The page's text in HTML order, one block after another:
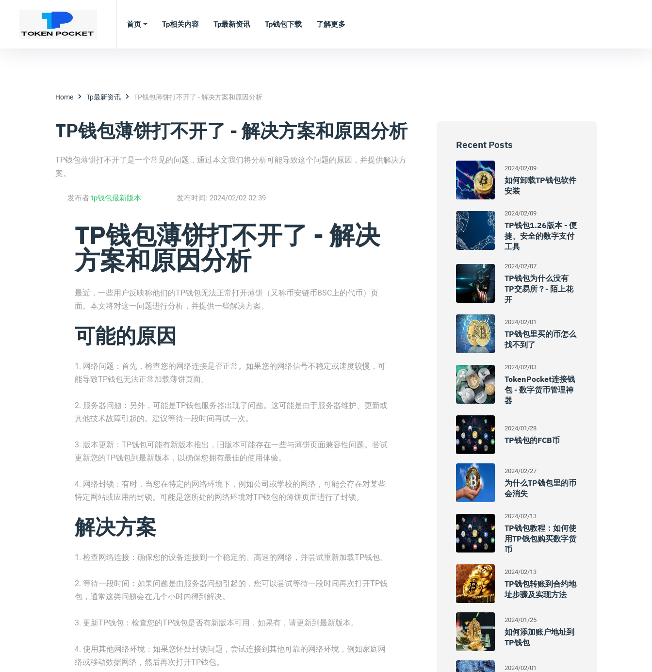
首页 Tp相关内容 Tp最新资讯 Tp钱包下载 了解更多
Home Tp最新资讯 TP钱包薄饼打不开了 - 解决方案和原因分析
TP钱包薄饼打不开了 - 解决方案和原因分析
TP钱包薄饼打不开了是一个常见的问题，通过本文我们将分析可能导致这个问题的原因，并提供解决方
案。
发布者:tp钱包最新版本 发布时间: 2024/02/02 02:39
TP钱包薄饼打不开了 - 解决
方案和原因分析
最近，一些用户反映称他们的TP钱包无法正常打开薄饼（又称币安链币BSC上的代币）页
面。本文将对这一问题进行分析，并提供一些解决方案。
可能的原因
1. 网络问题：首先，检查您的网络连接是否正常。如果您的网络信号不稳定或速度较慢，可
能导致TP钱包无法正常加载薄饼页面。
2. 服务器问题：另外，可能是TP钱包服务器出现了问题。这可能是由于服务器维护、更新或
其他技术故障引起的。建议等待一段时间再试一次。
3. 版本更新：TP钱包可能有新版本推出，旧版本可能存在一些与薄饼页面兼容性问题。尝试
更新您的TP钱包到最新版本，以确保您拥有最佳的使用体验。
4. 网络封锁：有时，当您在特定的网络环境下，例如公司或学校的网络，可能会存在对某些
特定网站或应用的封锁。可能是您所处的网络环境对TP钱包的薄饼页面进行了封锁。
解决方案
1. 检查网络连接：确保您的设备连接到一个稳定的、高速的网络，并尝试重新加载TP钱包。
2. 等待一段时间：如果问题是由服务器问题引起的，您可以尝试等待一段时间再次打开TP钱
包，通常这类问题会在几个小时内得到解决。
3. 更新TP钱包：检查您的TP钱包是否有新版本可用，如果有，请更新到最新版本。
4. 使用其他网络环境：如果您怀疑封锁问题，尝试连接到其他可靠的网络环境，例如家庭网
络或移动数据网络，然后再次打开TP钱包。
Recent Posts
2024/02/09
如何卸载TP钱包软件
安装
2024/02/09
TP钱包1.26版本 - 便
捷、安全的数字支付
工具
2024/02/07
TP钱包为什么没有
TP交易所？- 陌上花
开
2024/02/01
TP钱包里买的币怎么
找不到了
2024/02/03
TokenPocket连接钱
包 - 数字货币管理神
器
2024/01/28
TP钱包的FCB币
2024/02/27
为什么TP钱包里的币
会消失
2024/02/13
TP钱包教程：如何使
用TP钱包购买数字货
币
2024/02/13
TP钱包转账到合约地
址步骤及实现方法
2024/01/25
如何添加账户地址到
TP钱包
2024/02/01